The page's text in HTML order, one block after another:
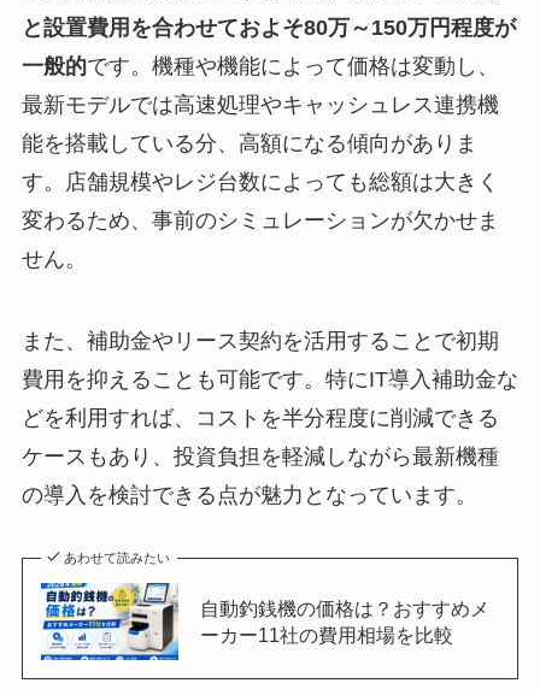
と設置費用を合わせておよそ80万～150万円程度が
一般的です。機種や機能によって価格は変動し、
最新モデルでは高速処理やキャッシュレス連携機
能を搭載している分、高額になる傾向がありま
す。店舗規模やレジ台数によっても総額は大きく
変わるため、事前のシミュレーションが欠かせま
せん。
また、補助金やリース契約を活用することで初期
費用を抑えることも可能です。特にIT導入補助金な
どを利用すれば、コストを半分程度に削減できる
ケースもあり、投資負担を軽減しながら最新機種
の導入を検討できる点が魅力となっています。
あわせて読みたい
自動釣銭機の価格は？おすすめメ
ーカー11社の費用相場を比較